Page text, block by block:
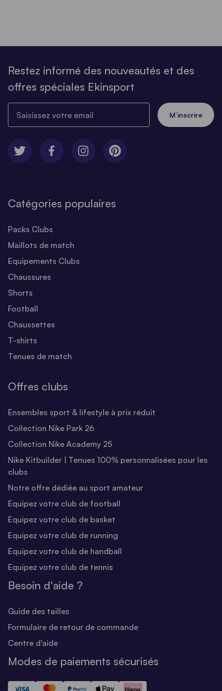
Restez informé des nouveautés et des
offres spéciales Ekinsport
M’inscrire
Catégories populaires
Packs Clubs
Maillots de match
Equipements Clubs
Chaussures
Shorts
Football
Chaussettes
T-shirts
Tenues de match
Offres clubs
Ensembles sport & lifestyle à prix réduit
Collection Nike Park 26
Collection Nike Academy 25
Nike Kitbuilder | Tenues 100% personnalisées pour les
clubs
Notre offre dédiée au sport amateur
Equipez votre club de football
Equipez votre club de basket
Equipez votre club de running
Equipez votre club de handball
Equipez votre club de tennis
Besoin d'aide ?
Guide des tailles
Formulaire de retour de commande
Centre d'aide
Modes de paiements sécurisés